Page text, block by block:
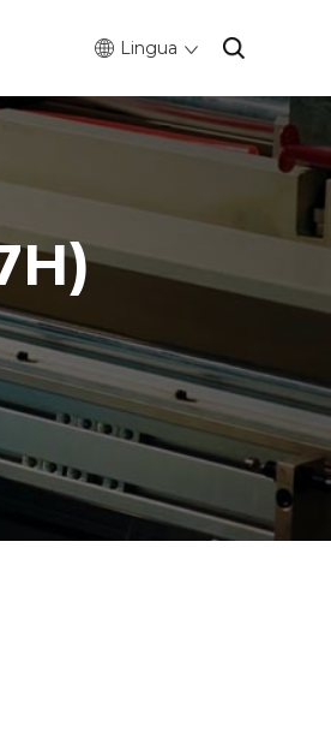
Lingua